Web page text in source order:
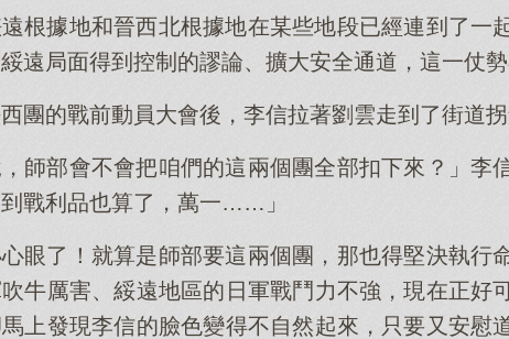
根據地和晉西北根據地在某些地段已經連到了一
遠局面得到控制的謬論、擴大安全通道，這一仗勢
團的戰前動員大會後，李信拉著劉雲走到了街道拐
，師部會不會把咱們的這兩個團全部扣下來？」
戰利品也算了，萬一……」
心眼了！就算是師部要這兩個團，那也得堅決執行
牛厲害、綏遠地區的日軍戰鬥力不強，現在正好
上發現李信的臉色變得不自然起來，只要又安慰